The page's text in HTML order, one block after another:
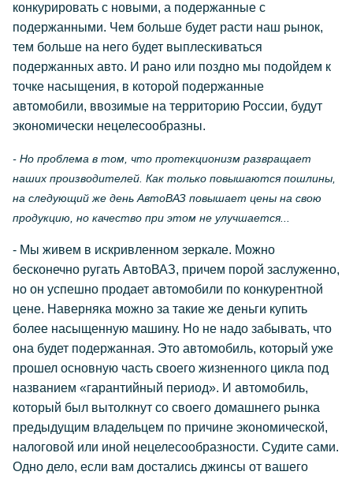
конкурировать с новыми, а подержанные с
подержанными. Чем больше будет расти наш рынок,
тем больше на него будет выплескиваться
подержанных авто. И рано или поздно мы подойдем к
точке насыщения, в которой подержанные
автомобили, ввозимые на территорию России, будут
экономически нецелесообразны.
- Но проблема в том, что протекционизм развращает
наших производителей. Как только повышаются пошлины,
на следующий же день АвтоВАЗ повышает цены на свою
продукцию, но качество при этом не улучшается...
- Мы живем в искривленном зеркале. Можно
бесконечно ругать АвтоВАЗ, причем порой заслуженно,
но он успешно продает автомобили по конкурентной
цене. Наверняка можно за такие же деньги купить
более насыщенную машину. Но не надо забывать, что
она будет подержанная. Это автомобиль, который уже
прошел основную часть своего жизненного цикла под
названием «гарантийный период». И автомобиль,
который был вытолкнут со своего домашнего рынка
предыдущим владельцем по причине экономической,
налоговой или иной нецелесообразности. Судите сами.
Одно дело, если вам достались джинсы от вашего